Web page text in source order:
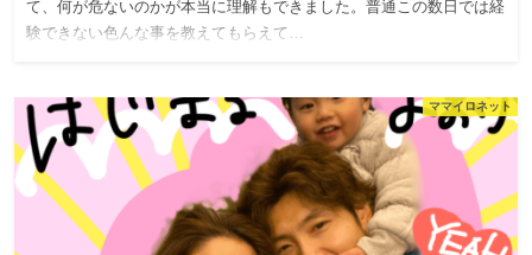
て、何が危ないのかが本当に理解もできました。普通この数日では経
験できない色んな事を教えてもらえて…
ママイロネット